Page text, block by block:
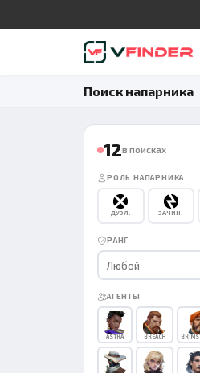
Поиск напарника
12в поисках
РОЛЬ НАПАРНИКА
ДУЭЛ. ЗАЧИН.
РАНГ
Любой
АГЕНТЫ
ASTRA BREACH